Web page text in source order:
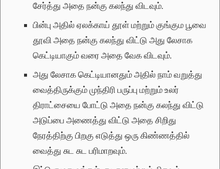
சேர்த்து அதை நன்கு கலந்து விடவும்.
பின்பு அதில் ஏலக்காய் தூள் மற்றும் குங்கும பூவை
தூவி அதை நன்கு கலந்து விட்டு அது லேசாக
கெட்டியாகும் வரை அதை வேக விடவும்.
அது லேசாக கெட்டியானதும் அதில் நாம் வறுத்து
வைத்திருக்கும் முந்திரி பருப்பு மற்றும் உலர்
திராட்சையை போட்டு அதை நன்கு கலந்து விட்டு
அடுப்பை அணைத்து விட்டு அதை சிறிது
நேரத்திற்கு பிறகு எடுத்து ஒரு கிண்ணத்தில்
வைத்து சுட சுட பரிமாறவும்.